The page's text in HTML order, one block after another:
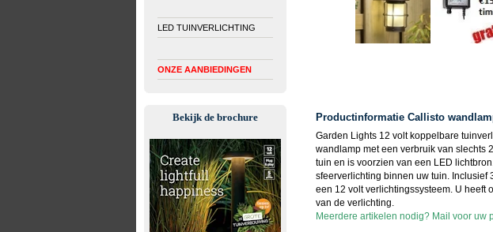
LED TUINVERLICHTING
ONZE AANBIEDINGEN
Bekijk de brochure Productinformatie Callisto
Garden Lights 12 volt koppelbare
wandlamp met een verbruik van slechts
tuin en is voorzien van een LED
sfeerverlichting binnen uw tuin. Inclusief
een 12 volt verlichtingssysteem. U heeft
van de verlichting.
Meerdere artikelen nodig? Mail voor uw